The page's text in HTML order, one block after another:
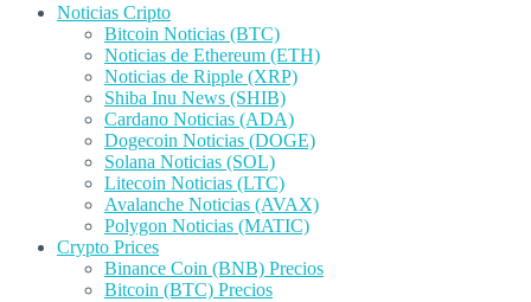
Noticias Cripto
Bitcoin Noticias (BTC)
Noticias de Ethereum (ETH)
Noticias de Ripple (XRP)
Shiba Inu News (SHIB)
Cardano Noticias (ADA)
Dogecoin Noticias (DOGE)
Solana Noticias (SOL)
Litecoin Noticias (LTC)
Avalanche Noticias (AVAX)
Polygon Noticias (MATIC)
Crypto Prices
Binance Coin (BNB) Precios
Bitcoin (BTC) Precios